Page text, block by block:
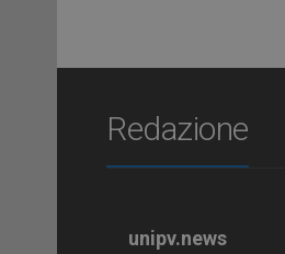
Redazione
unipv.news